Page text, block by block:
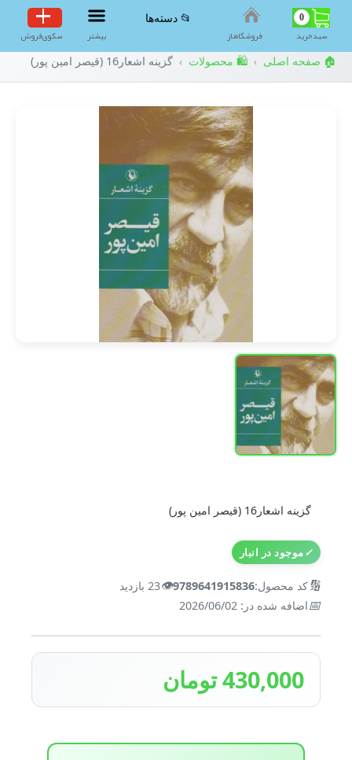
0
سبد‌خرید فروشگاه‌ناز
📂 دسته‌ها
بیشتر سکوی‌فروش
🏠 صفحه اصلی › 🛍️ محصولات › گزینه اشعار16 (قیصر امین پور)
گزینه اشعار16 (قیصر امین پور)
✓موجود در انبار
🔢کد محصول:9789641915836
👁️23 بازدید
📅اضافه شده در: 2026/06/02
430,000 تومان